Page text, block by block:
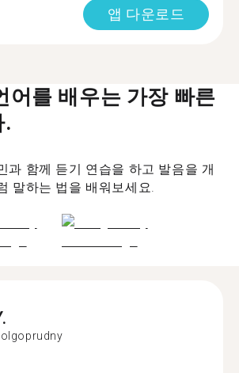
앱 다운로드
어를 배우는 가장 빠른
.
과 함께 듣기 연습을 하고 발음을 개
말하는 법을 배워보세요.